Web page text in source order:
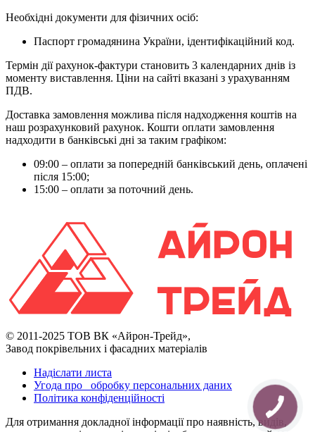
Необхідні документи для фізичних осіб:
Паспорт громадянина України, ідентифікаційний код.
Термін дії рахунок-фактури становить 3 календарних днів із
моменту виставлення. Ціни на сайті вказані з урахуванням
ПДВ.
Доставка замовлення можлива після надходження коштів на
наш розрахунковий рахунок. Кошти оплати замовлення
надходити в банківські дні за таким графіком:
09:00 – оплати за попередній банківський день, оплачені
після 15:00;
15:00 – оплати за поточний день.
© 2011-2025 ТОВ ВК «Айрон-Трейд»,
Завод покрівельних і фасадних матеріалів
Надіслати листа
Угода про обробку персональних даних
Політика конфіденційності
Для отримання докладної інформації про наявність, видів,